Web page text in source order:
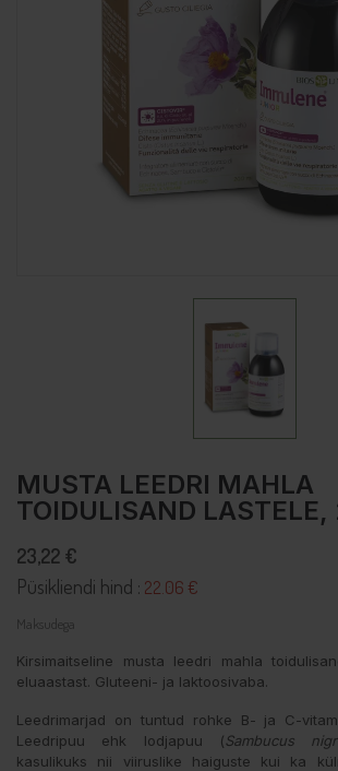
MUSTA LEEDRI MAHLA
TOIDULISAND
23,22 €
Püsikliendi hind : 22.06 €
Maksudega
Kirsimaitseline musta leedri mahla
eluaastast. Gluteeni- ja laktoosivaba.
Leedrimarjad on tuntud rohke B- ja C-
Leedripuu ehk lodjapuu (Sambucus
kasulikuks nii viiruslike haiguste kui ka